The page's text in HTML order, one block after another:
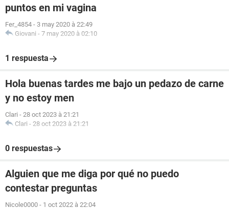
puntos en mi vagina
Fer_4854 - 3 may 2020 à 22:49
Giovani - 7 may 2020 à 02:10
1 respuesta
Hola buenas tardes me bajo un pedazo de carne
y no estoy men
Clari - 28 oct 2023 à 21:21
Clari - 28 oct 2023 à 21:21
0 respuestas
Alguien que me diga por qué no puedo
contestar preguntas
Nicole0000 - 1 oct 2022 à 22:04